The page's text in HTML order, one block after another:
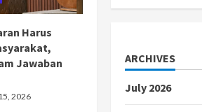
Harus
Jawaban
2026
ARCHIVES
July 2026